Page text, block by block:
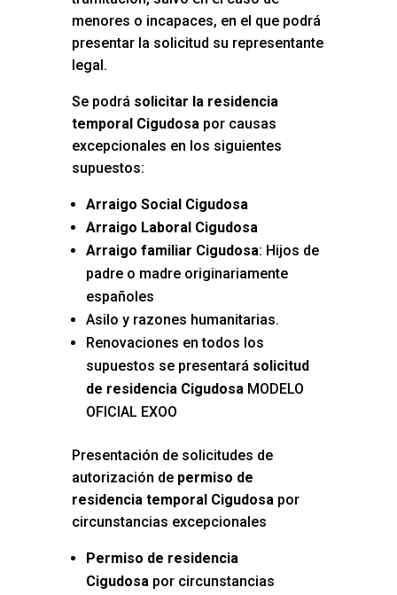
menores o incapaces, en el que podrá
presentar la solicitud su representante
legal.
Se podrá solicitar la residencia
temporal Cigudosapor causas
excepcionales en los siguientes
supuestos:
Arraigo Social Cigudosa
Arraigo Laboral Cigudosa
Arraigo familiar Cigudosa: Hijos de
padre o madre originariamente
españoles
Asilo y razones humanitarias.
Renovaciones en todos los
supuestos se presentará solicitud
de residencia CigudosaMODELO
OFICIAL EXOO
Presentación de solicitudes de
autorización depermiso de
residencia temporal Cigudosa por
circunstancias excepcionales
Permiso de residencia
Cigudosapor circunstancias